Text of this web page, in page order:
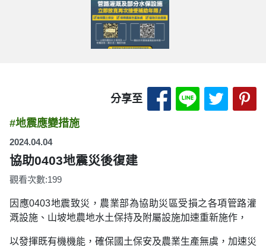
分享至 分享至 Facebook-
分享至分享
#地震應變措施
2024.04.04
協助0403地震災後復建
觀看次數:199
因應0403地震致災，農業部為協助災區受損之各項管路灌
溉設施、山坡地農地水土保持及附屬設施加速重新施作，
以發揮既有機機能，確保國土保安及農業生產無虞，加速災